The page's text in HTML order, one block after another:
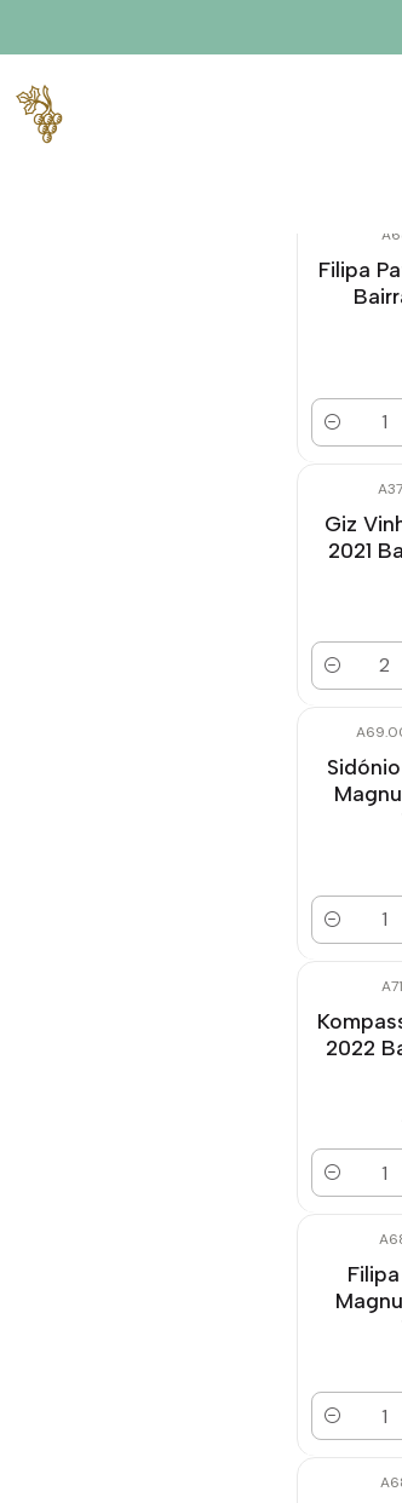
Filipa
Quantidade
Giz
2021
Quantidade
Quantidade
2022
Quantidade
Quantidade